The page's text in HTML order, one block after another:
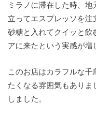
ミラノに滞在した時、
立ってエスプレッソを注
砂糖と入れてクイッと飲
アに来たという実感が増
このお店はカラフルな
たくなる雰囲気もありま
しました。